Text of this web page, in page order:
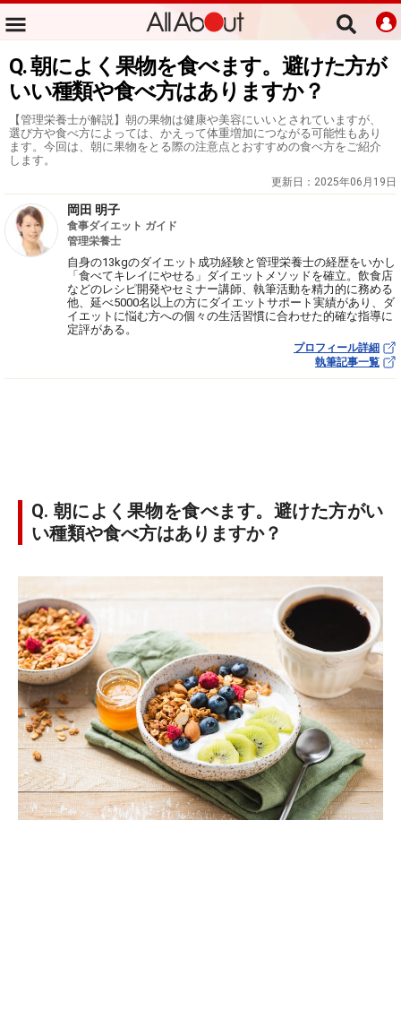
Q. 朝によく果物を食べます。避けた方が
いい種類や食べ方はありますか？
【管理栄養士が解説】朝の果物は健康や美容にいいとされていますが、
選び方や食べ方によっては、かえって体重増加につながる可能性もあり
ます。今回は、朝に果物をとる際の注意点とおすすめの食べ方をご紹介
します。
更新日： 2025年06月19日
岡田 明子
食事ダイエット ガイド
管理栄養士
自身の13kgのダイエット成功経験と管理栄養士の経歴をいかし
「食べてキレイにやせる」ダイエットメソッドを確立。飲食店
などのレシピ開発やセミナー講師、執筆活動を精力的に務める
他、延べ5000名以上の方にダイエットサポート実績があり、ダ
イエットに悩む方への個々の生活習慣に合わせた的確な指導に
定評がある。
プロフィール詳細
執筆記事一覧
Q. 朝によく果物を食べます。避けた方がい
い種類や食べ方はありますか？